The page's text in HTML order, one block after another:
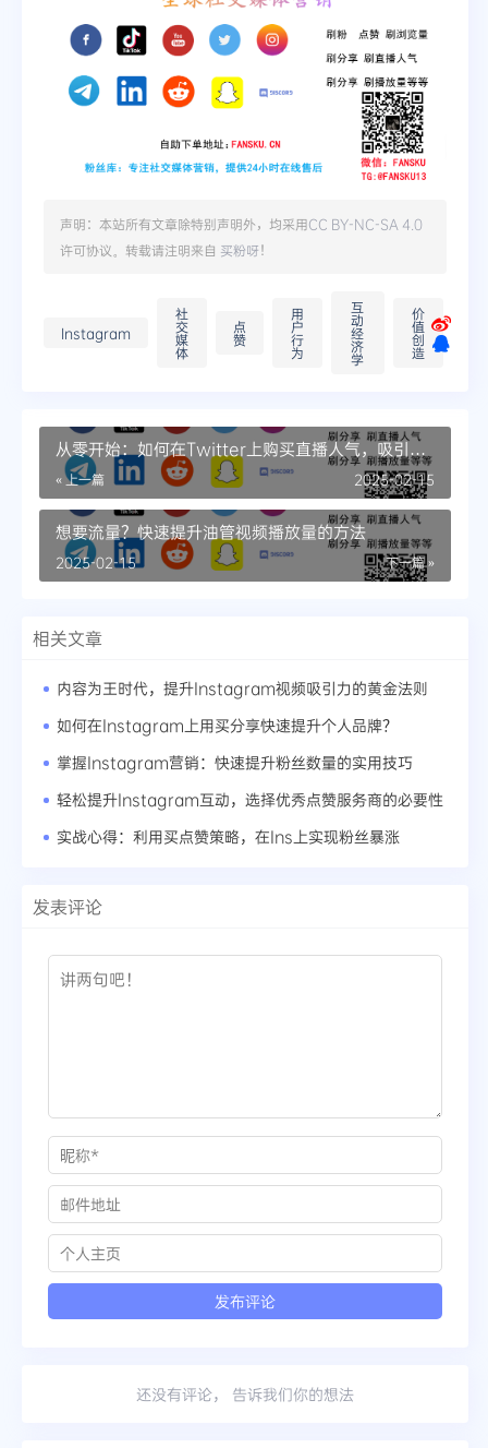
声明：本站所有文章除特别声明外，均采用CC BY-NC-SA 4.0
许可协议。转载请注明来自 买粉呀！
Instagram
社
交
媒
体
点
赞
用
户
行
为
互
动
经
济
学
价
值
创
造
从零开始：如何在Twitter上购买直播人气，吸引真
实粉丝
« 上一篇 2025-02-15
想要流量？快速提升油管视频播放量的方法
下一篇 »
2025-02-15
相关文章
内容为王时代，提升Instagram视频吸引力的黄金法则
如何在Instagram上用买分享快速提升个人品牌？
掌握Instagram营销：快速提升粉丝数量的实用技巧
轻松提升Instagram互动，选择优秀点赞服务商的必要性
实战心得：利用买点赞策略，在Ins上实现粉丝暴涨
发表评论
还没有评论， 告诉我们你的想法